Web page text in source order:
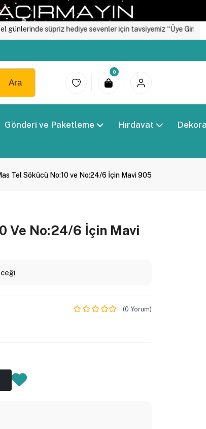
süpriz hediye sevenler için tavsiyemiz “Üye Girişi" yapın.
Ara
0
Gönderi ve Paketleme Hırdavat
Tel Sökücü No:10 ve No:24/6 İçin Mavi 905
Ve No:24/6 İçin Mavi
(0 Yorum)